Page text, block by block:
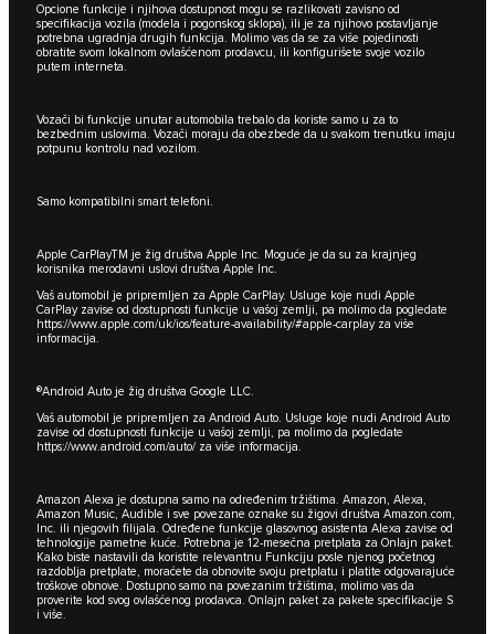
Opcione funkcije i njihova dostupnost mogu se razlikovati zavisno od
specifikacija vozila (modela i pogonskog sklopa), ili je za njihovo postavljanje
potrebna ugradnja drugih funkcija. Molimo vas da se za više pojedinosti
obratite svom lokalnom ovlašćenom prodavcu, ili konfigurišete svoje vozilo
putem interneta.
Vozači bi funkcije unutar automobila trebalo da koriste samo u za to
bezbednim uslovima. Vozači moraju da obezbede da u svakom trenutku imaju
potpunu kontrolu nad vozilom.
Samo kompatibilni smart telefoni.
Apple CarPlayTM je žig društva Apple Inc. Moguće je da su za krajnjeg
korisnika merodavni uslovi društva Apple Inc.
Vaš automobil je pripremljen za Apple CarPlay. Usluge koje nudi Apple
CarPlay zavise od dostupnosti funkcije u vašoj zemlji, pa molimo da pogledate
https://www.apple.com/uk/ios/feature-availability/#apple-carplayza više
informacija.
®Android Auto je žig društva Google LLC.
Vaš automobil je pripremljen za Android Auto. Usluge koje nudi Android Auto
zavise od dostupnosti funkcije u vašoj zemlji, pa molimo da pogledate
https://www.android.com/auto/ za više informacija.
Amazon Alexa je dostupna samo na određenim tržištima. Amazon, Alexa,
Amazon Music, Audible i sve povezane oznake su žigovi društva Amazon.com,
Inc. ili njegovih filijala. Određene funkcije glasovnog asistenta Alexa zavise od
tehnologije pametne kuće. Potrebna je 12-mesečna pretplata za Onlajn paket.
Kako biste nastavili da koristite relevantnu Funkciju posle njenog početnog
razdoblja pretplate, moraćete da obnovite svoju pretplatu i platite odgovarajuće
troškove obnove. Dostupno samo na povezanim tržištima, molimo vas da
proverite kod svog ovlašćenog prodavca. Onlajn paket za pakete specifikacije S
i više.